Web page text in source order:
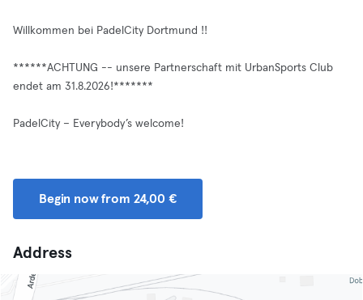
Willkommen bei PadelCity Dortmund !!
******ACHTUNG -- unsere Partnerschaft mit UrbanSports Club
endet am 31.8.2026!*******
PadelCity – Everybody’s welcome!
Begin now from 24,00 €
Address